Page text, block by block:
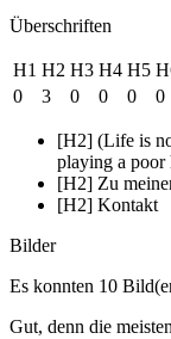
Überschriften
H1 H2 H3 H4 H5
0
3 0 0 0 0
[H2] (Life is
playing a poor
[H2] Zu
[H2] Kontakt
Bilder
Es konnten 10
Gut, denn die